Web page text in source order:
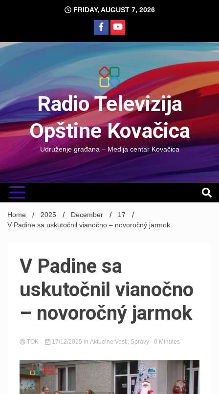
FRIDAY, AUGUST 7, 2026
Radio Televizija
Opštine Kovačica
Udruženje građana – Medija centar Kovačica
Home 2025 December
17
V Padine sa uskutočnil vianočno – novoročný jarmok
V Padine sa
uskutočnil vianočno
– novoročný jarmok
TOK 17/12/2025 in Aktuelne Vesti, Správy - 0 Minutes